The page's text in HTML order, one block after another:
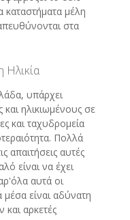
μέλη
στα
Ηλικία
υπάρχει
ηλικιωμένους σε
και ταχυδρομεία
Πολλά
απαιτήσεις αυτές
είναι να έχει
αυτά οι
μέσα είναι αδύνατη
και αρκετές